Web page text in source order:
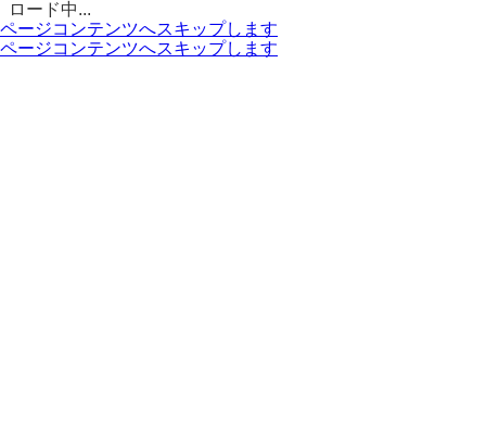
ロード中...
ページコンテンツへスキップします
ページコンテンツへスキップします